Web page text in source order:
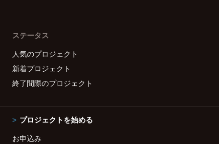
ステータス
人気のプロジェクト
新着プロジェクト
終了間際のプロジェクト
プロジェクトを始める
お申込み